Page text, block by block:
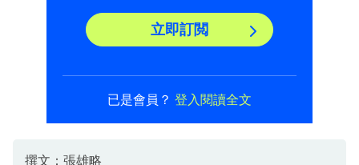
立即訂閲
已是會員？ 登入閱讀全文
撰文：張雄略